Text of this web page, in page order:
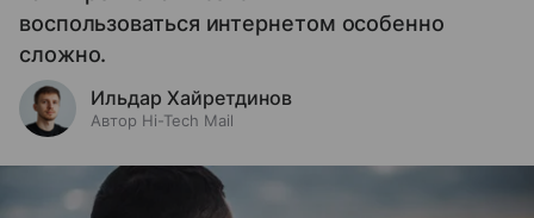
воспользоваться интернетом особенно
сложно.
Ильдар Хайретдинов
Автор Hi-Tech Mail